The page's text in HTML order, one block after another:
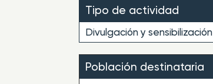
Tipo de actividad
Divulgación y sensibilización
Población destinataria